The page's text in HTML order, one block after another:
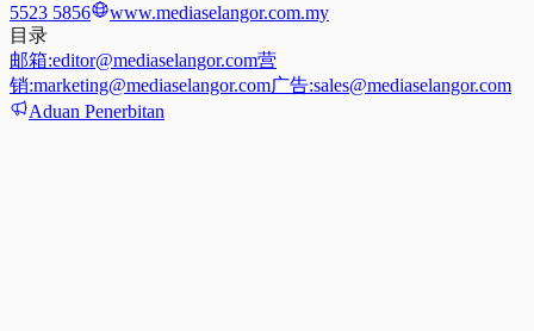
5523 5856
www.mediaselangor.com.my
目录
邮箱:editor@mediaselangor.com营
销:marketing@mediaselangor.com广告:sales@mediaselangor.com
Aduan Penerbitan